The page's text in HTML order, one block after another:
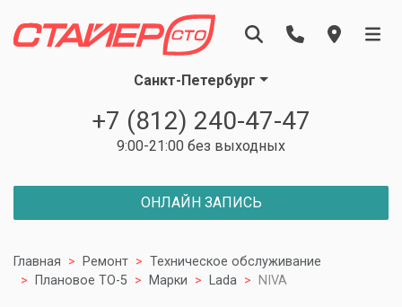
Санкт-Петербург
+7 (812) 240-47-47
9:00-21:00 без выходных
ОНЛАЙН ЗАПИСЬ
Главная Ремонт
Техническое обслуживание
Плановое ТО-5
Марки Lada NIVA